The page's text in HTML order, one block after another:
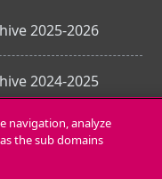
2025-2026
2024-2025
les archives
navigation, analyze
the sub domains